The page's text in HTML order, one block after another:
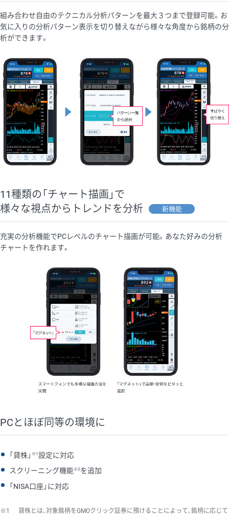
組み合わせ自由のテクニカル分析パターンを最大３つまで登録可能。お
気に入りの分析パターン表示を切り替えながら様々な角度から銘柄の分
析ができます。
11種類の「チャート描画」で
様々な視点からトレンドを分析
新機能
充実の分析機能でPCレベルのチャート描画が可能。あなた好みの分析
チャートを作れます。
PCとほぼ同等の環境に
「貸株」 ※1 設定に対応
スクリーニング機能※2を追加
「NISA口座」に対応
※1
貸株とは、対象銘柄をGMOクリック証券に預けることによって、銘柄に応じて